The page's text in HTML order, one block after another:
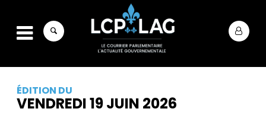
ÉDITION DU
VENDREDI 19 JUIN 2026